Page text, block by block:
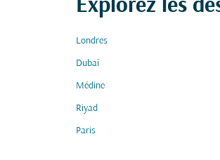
Explorez les
Londres
Dubaï
Médine
Riyad
Paris